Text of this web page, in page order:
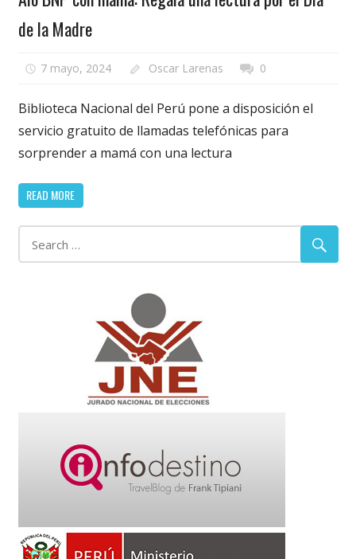
de la Madre
7 mayo, 2024 Oscar Larenas 0
Biblioteca Nacional del Perú pone a disposición el
servicio gratuito de llamadas telefónicas para
sorprender a mamá con una lectura
READ MORE